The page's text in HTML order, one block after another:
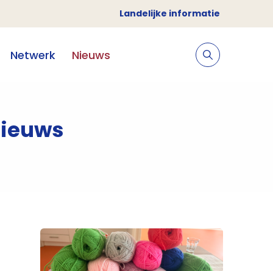
Landelijke informatie
Netwerk Nieuws